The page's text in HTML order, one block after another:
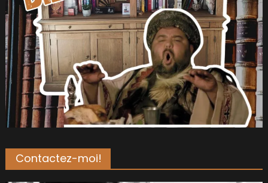
Contactez-moi!